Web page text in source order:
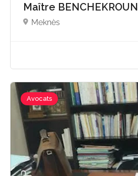
Maître BENCHEKROUN
Meknès
Avocats